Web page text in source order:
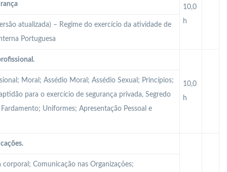
10,0
h
atualizada) – Regime do exercício da atividade de
Portuguesa
10,0
h
Moral; Assédio Moral; Assédio Sexual; Princípios;
para o exercício de segurança privada, Segredo
Uniformes; Apresentação Pessoal e
Comunicação nas Organizações;